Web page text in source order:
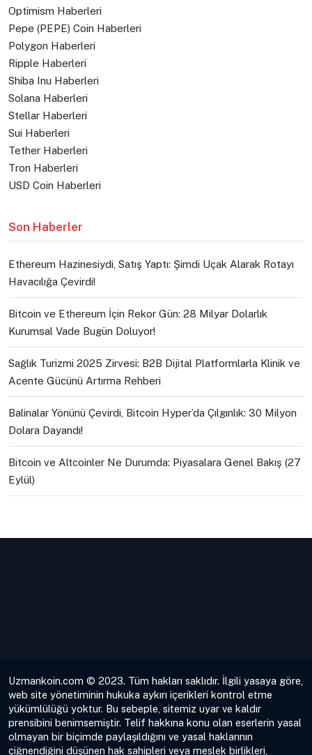
Optimism Haberleri
Pepe (PEPE) Coin Haberleri
Polygon Haberleri
Ripple Haberleri
Shiba Inu Haberleri
Solana Haberleri
Stellar Haberleri
Sui Haberleri
Tether Haberleri
Tron Haberleri
USD Coin Haberleri
Son Haberler
Ethereum Hazinesiydi, Satış Yaptı: Şimdi Uçak Alarak Rotayı
Havacılığa Çevirdi!
Bitcoin ve Ethereum İçin Rekor Gün: 28 Milyar Dolarlık
Kurumsal Vade Bugün Doluyor!
Sağlık Turizmi 2025 Zirvesi: B2B Dijital Platformlarla Klinik ve
Acente Gücünü Artırma Rehberi
Balinalar Yönünü Çevirdi, Bitcoin Hyper’da Çılgınlık: 30 Milyon
Dolara Dayandı!
Bitcoin ve Altcoinler Ne Durumda: Piyasalara Genel Bakış (27
Eylül)
Uzmankoin.com © 2023. Tüm hakları saklıdır. İlgili yasaya göre,
web site yönetiminin hukuka aykırı içerikleri kontrol etme
yükümlülüğü yoktur. Bu sebeple, sitemiz uyar ve kaldır
prensibini benimsemiştir. Telif hakkına konu olan eserlerin yasal
olmayan bir biçimde paylaşıldığını ve yasal haklarının
çiğnendiğini düşünen hak sahipleri veya meslek birlikleri,